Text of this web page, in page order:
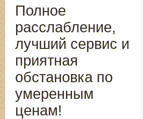
Полное
расслабление,
лучший сервис и
приятная
обстановка по
умеренным
ценам!